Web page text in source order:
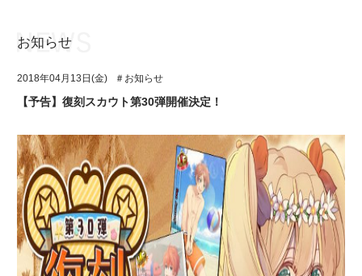
アプリゲーム
イベント・キャンペーン
ミュージック
グッズ・本
ユニット&キャラクター
アプリゲーム
イベント・キャンペーン
ミュージック
お知らせ
2018年04月13日(金) ＃お知らせ
【予告】復刻スカウト第30弾開催決定！